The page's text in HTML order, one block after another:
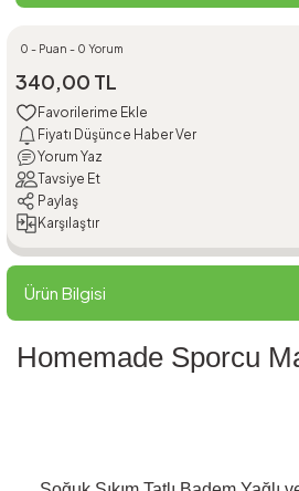
0 - Puan - 0 Yorum
340,00 TL
Fiyatı Düşünce Haber Ver
Yorum Yaz
Tavsiye Et
Paylaş
Karşılaştır
Ürün Bilgisi
Homemade Sporcu